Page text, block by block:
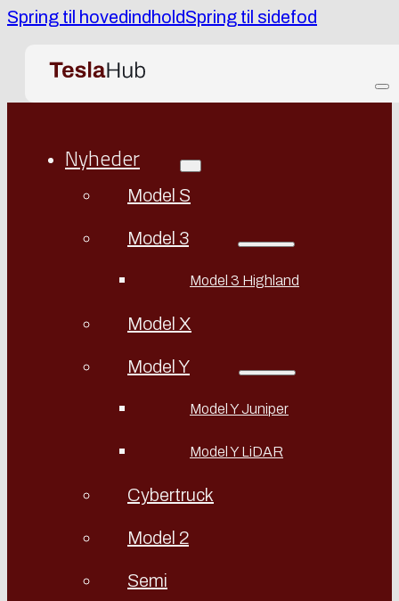
Spring til hovedindholdSpring til sidefod
Nyheder
Model S
Model 3
Model 3 Highland
Model X
Model Y
Model Y Juniper
Model Y LiDAR
Cybertruck
Model 2
Semi